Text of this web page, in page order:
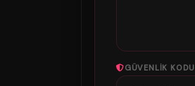
GÜVENLIK KODU